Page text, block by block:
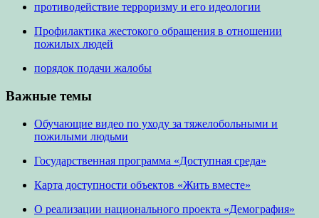
противодействие терроризму и его идеологии
Профилактика жестокого обращения в отношении
пожилых людей
порядок подачи жалобы
Важные темы
Обучающие видео по уходу за тяжелобольными и
пожилыми людьми
Государственная программа «Доступная среда»
Карта доступности объектов «Жить вместе»
О реализации национального проекта «Демография»